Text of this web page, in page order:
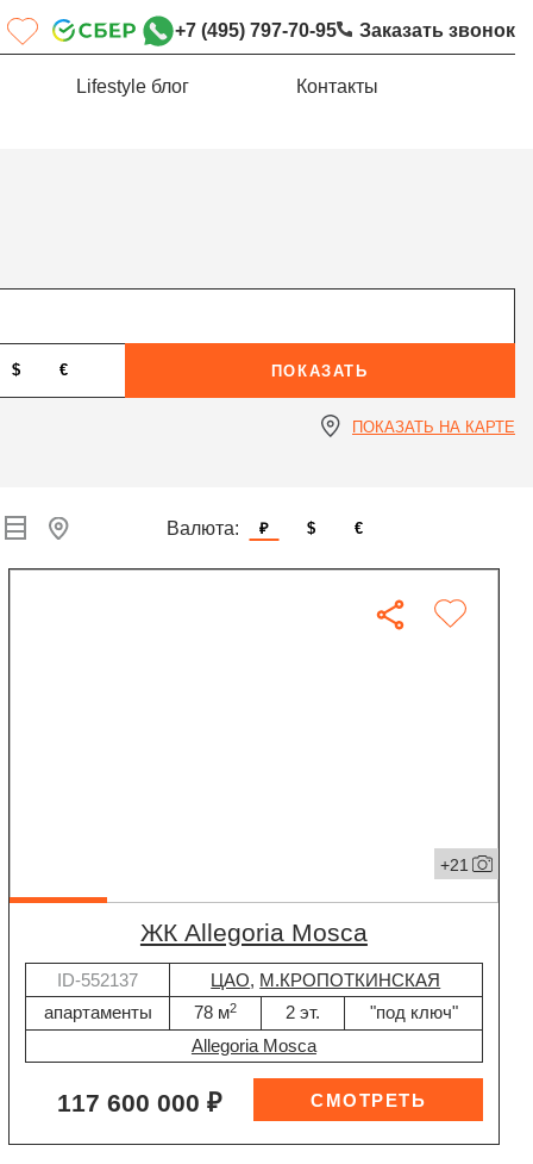
+7 (495) 797-70-95 Заказать звонок
Lifestyle блог Контакты
$ € ПОКАЗАТЬ
ПОКАЗАТЬ НА КАРТЕ
Валюта: ₽ $ €
+21
ЖК Allegoria Mosca
ID-552137 ЦАО, М.КРОПОТКИНСКАЯ
апартаменты
78 м2 2 эт.
"под ключ"
Allegoria Mosca
117 600 000 ₽